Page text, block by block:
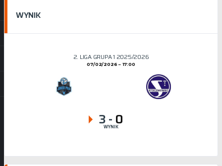
WYNIK
2. LIGA GRUPA 1 2025/2026
07/02/2026 17:00
3- 0
WYNIK